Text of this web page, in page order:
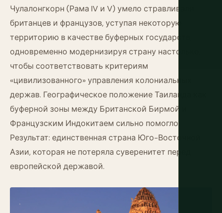
Чулалонгкорн (Рама IV и V) умело стравливали
британцев и французов, уступая некоторую
территорию в качестве буферных государств,
одновременно модернизируя страну настолько,
чтобы соответствовать критериям
«цивилизованного» управления колониальных
держав. Географическое положение Таиланда как
буферной зоны между Британской Бирмой и
Французским Индокитаем сильно помогло.
Результат: единственная страна Юго-Восточной
Азии, которая не потеряла суверенитет перед
европейской державой.